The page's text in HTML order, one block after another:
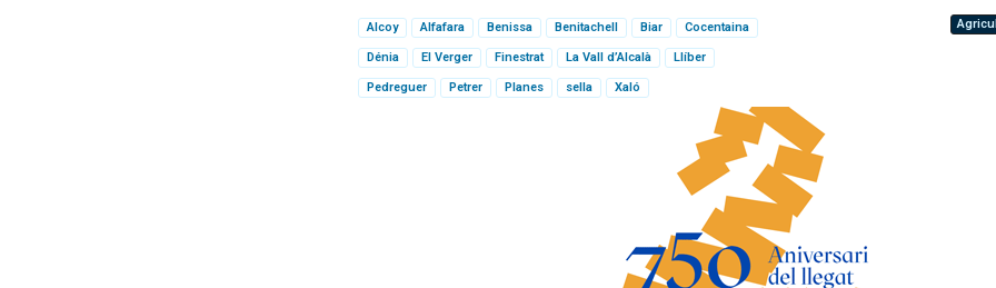
Alcoy Alfafara Benissa Benitachell Biar Cocentaina
Dénia El Verger Finestrat La Vall d’Alcalà Llíber
Pedreguer Petrer Planes sella Xaló